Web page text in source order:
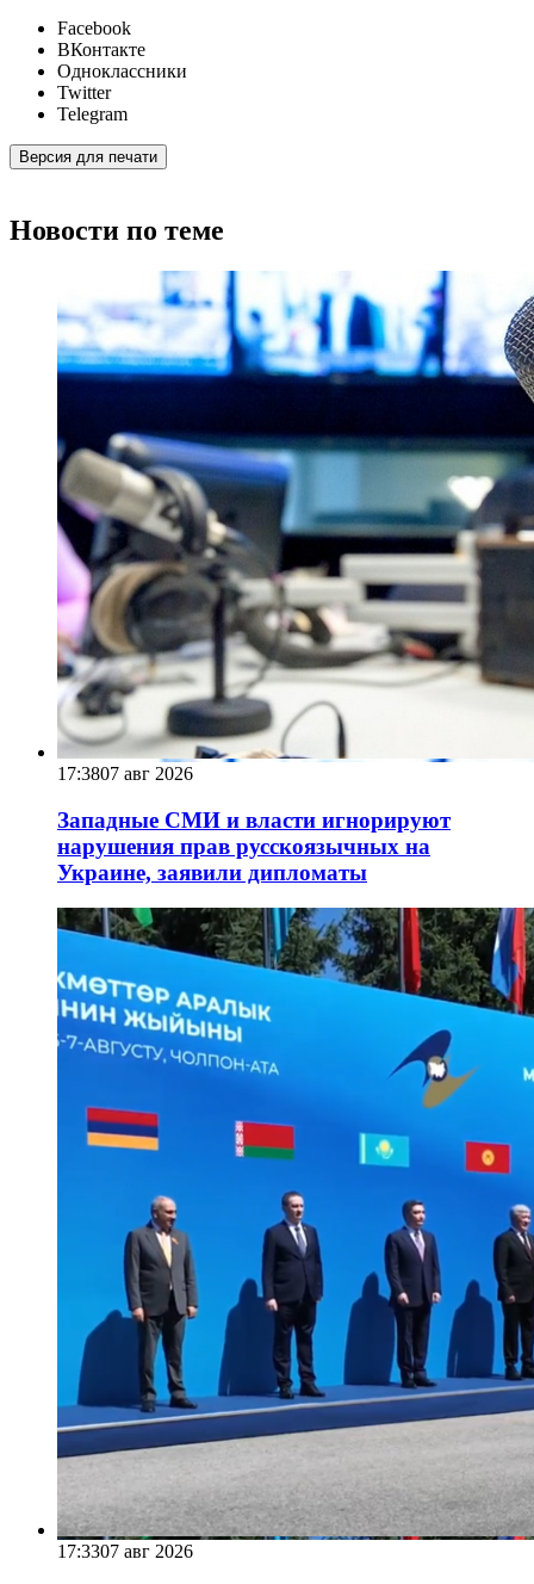
Facebook
ВКонтакте
Одноклассники
Twitter
Telegram
Версия для печати
Новости по теме
17:3807 авг 2026
Западные СМИ и власти игнорируют
нарушения прав русскоязычных на
Украине, заявили дипломаты
17:3307 авг 2026